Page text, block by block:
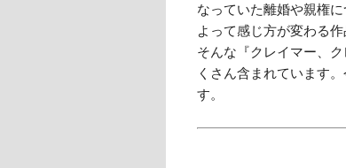
なっていた離婚や親権
よって感じ方が変わる
そんな『クレイマー、
くさん含まれています
す。